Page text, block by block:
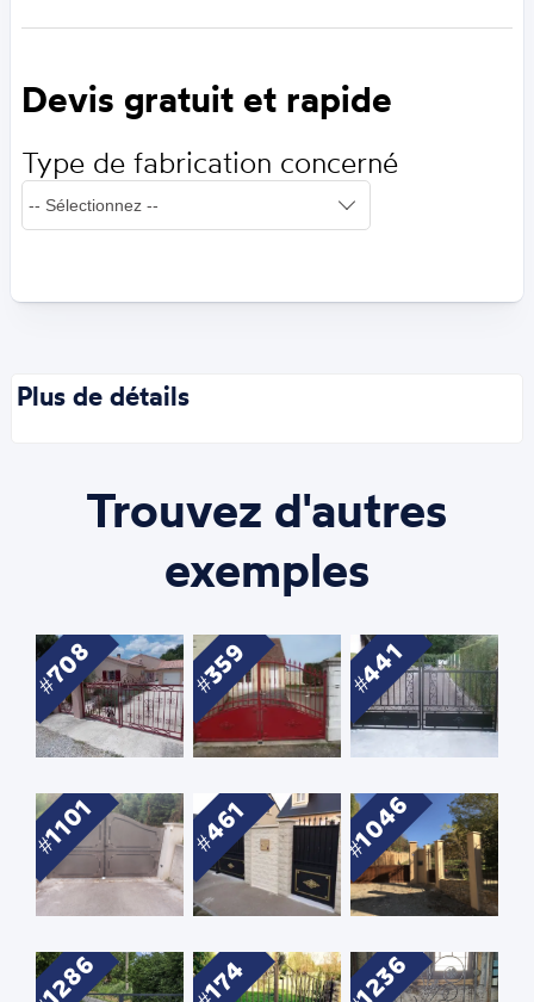
Devis gratuit et rapide
Type de fabrication concerné
Plus de détails
Trouvez d'autres
exemples
708 359 441
1101 461 1046
1286 174 1236